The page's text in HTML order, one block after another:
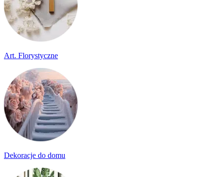
Art. Florystyczne
Dekoracje do domu